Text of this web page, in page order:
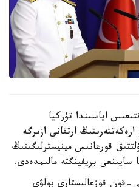
اياسىندا تۇركيا
ارتقانى ازىرگە
قورعانىس مينيسترلىگىنىڭ
بريفينگتە مالىمدەدى.